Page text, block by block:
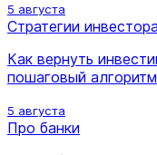
5 августа
Стратегии инвестора
Как вернуть
пошаговый алгоритм
5 августа
Про банки